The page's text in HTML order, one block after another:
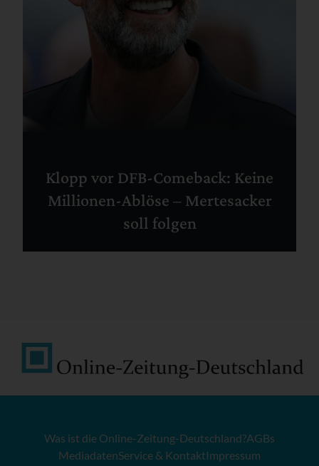
Klopp vor DFB-Comeback: Keine
Millionen-Ablöse – Mertesacker
soll folgen
Was ist die Online-Zeitung-Deutschland?AGBs
MediadatenService & KontaktImpressum